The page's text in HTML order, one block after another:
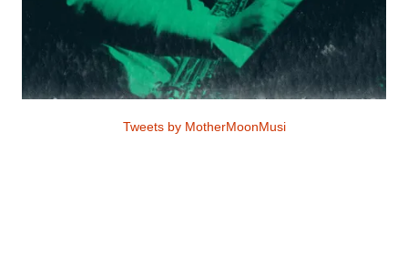
Tweets by MotherMoonMusi